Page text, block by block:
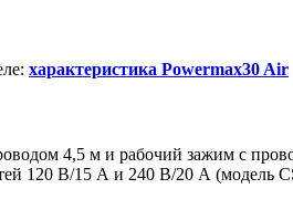
характеристика Powermax30 Air
4,5 м и рабочий зажим с
120 В/15 А и 240 В/20 А (модель